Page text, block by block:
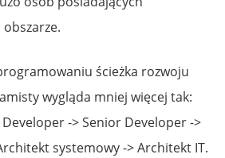
ścieżka rozwoju
wygląda mniej więcej tak:
-> Senior Developer ->
systemowy -> Architekt IT.